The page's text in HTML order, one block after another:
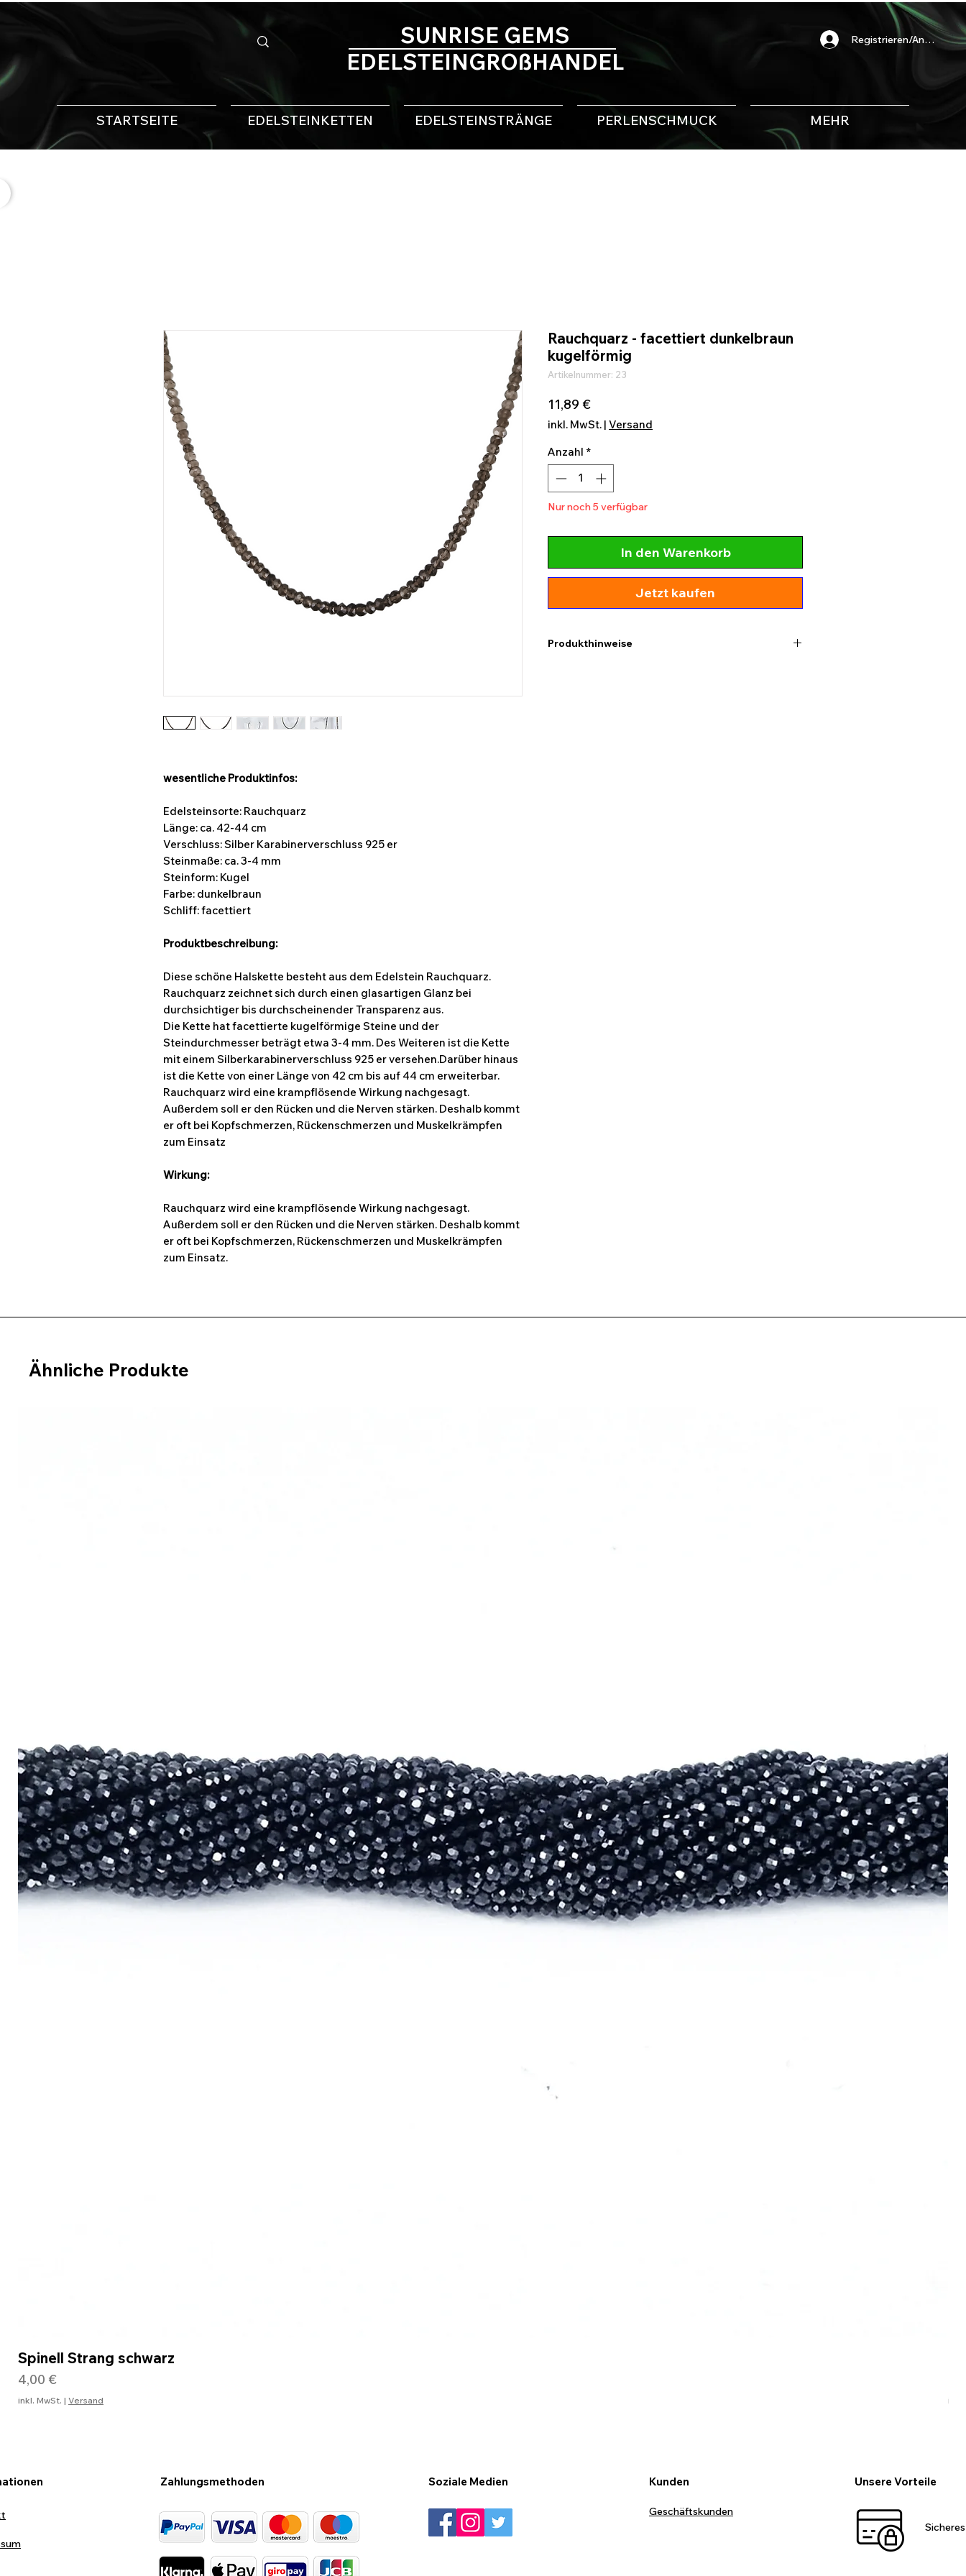
STARTSEITE EDELSTEINKETTEN EDELSTEINSTRÄNGE PERLENSCHMUCK MEHR
Registrieren/Anmelden
SUNRISE GEMS
EDELSTEINGROßHANDEL
wesentliche Produktinfos:
Edelsteinsorte: Rauchquarz
Länge: ca. 42-44 cm
Verschluss: Silber Karabinerverschluss 925 er
Steinmaße: ca. 3-4 mm
Steinform: Kugel
Farbe: dunkelbraun
Schliff: facettiert
Produktbeschreibung:
Diese schöne Halskette besteht aus dem Edelstein Rauchquarz.
Rauchquarz zeichnet sich durch einen glasartigen Glanz bei
durchsichtiger bis durchscheinender Transparenz aus.
Die Kette hat facettierte kugelförmige Steine und der
Steindurchmesser beträgt etwa 3-4 mm. Des Weiteren ist die Kette
mit einem Silberkarabinerverschluss 925 er versehen.Darüber hinaus
ist die Kette von einer Länge von 42 cm bis auf 44 cm erweiterbar.
Rauchquarz wird eine krampflösende Wirkung nachgesagt.
Außerdem soll er den Rücken und die Nerven stärken. Deshalb kommt
er oft bei Kopfschmerzen, Rückenschmerzen und Muskelkrämpfen
zum Einsatz
Wirkung:
Rauchquarz wird eine krampflösende Wirkung nachgesagt.
Außerdem soll er den Rücken und die Nerven stärken. Deshalb kommt
er oft bei Kopfschmerzen, Rückenschmerzen und Muskelkrämpfen
zum Einsatz.
Rauchquarz - facettiert dunkelbraun
kugelförmig
Artikelnummer: 23
11,89 €Preis
inkl. MwSt. | Versand
Anzahl *
Nur noch 5 verfügbar
In den Warenkorb
Jetzt kaufen
Produkthinweise
Ähnliche Produkte
Spinell Strang schwarz
Preis
4,00 €
inkl. MwSt. | Versand inkl.
Zahlungsmethoden Soziale Medien Kunden
Geschäftskunden
Unsere Vorteile